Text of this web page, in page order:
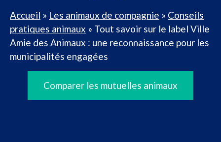
Accueil » Les animaux de compagnie » Conseils
pratiques animaux » Tout savoir sur le label Ville
Amie des Animaux : une reconnaissance pour les
municipalités engagées
Comparer les mutuelles animaux